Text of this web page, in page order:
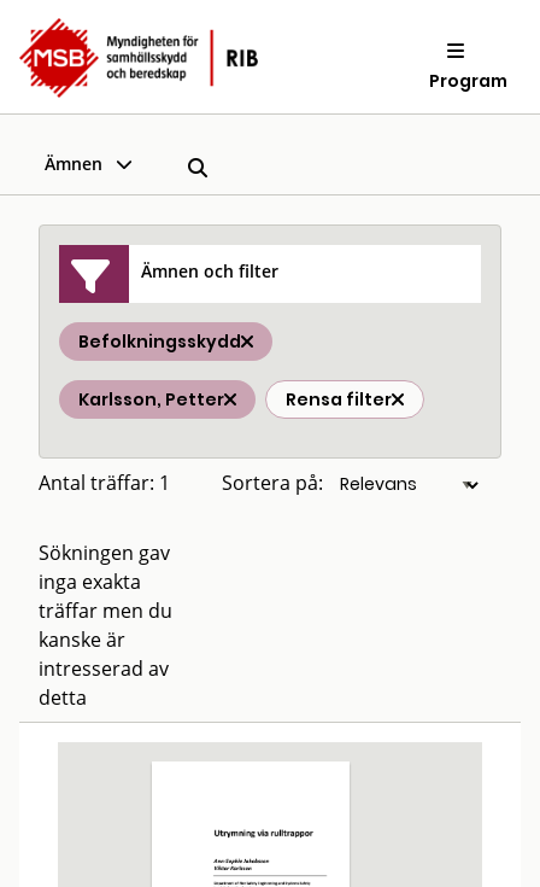
Program
Ämnen
Ämnen och filter
Befolkningsskydd
Karlsson, Petter Rensa filter
Antal träffar: 1 Sortera på:
Sökningen gav
inga exakta
träffar men du
kanske är
intresserad av
detta